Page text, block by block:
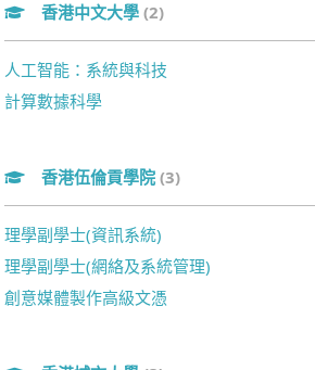
香港中文大學 (2)
人工智能：系統與科技
計算數據科學
香港伍倫貢學院 (3)
理學副學士(資訊系統)
理學副學士(網絡及系統管理)
創意媒體製作高級文憑